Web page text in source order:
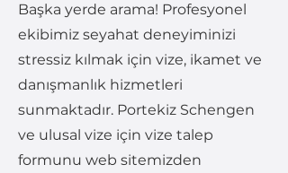
Başka yerde arama! Profesyonel
ekibimiz seyahat deneyiminizi
stressiz kılmak için vize, ikamet ve
danışmanlık hizmetleri
sunmaktadır. Portekiz Schengen
ve ulusal vize için vize talep
formunu web sitemizden